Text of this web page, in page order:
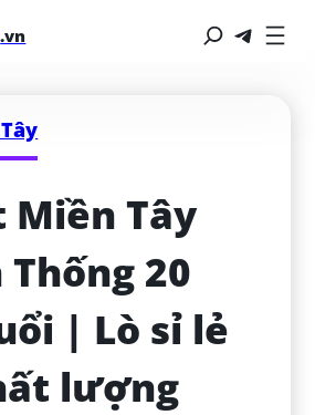
.vn
Miền Tây
20
| Lò sỉ lẻ
lượng